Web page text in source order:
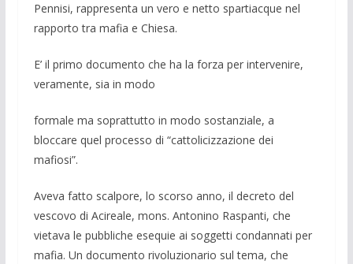
Pennisi, rappresenta un vero e netto spartiacque nel
rapporto tra mafia e Chiesa.
E’ il primo documento che ha la forza per intervenire,
veramente, sia in modo
formale ma soprattutto in modo sostanziale, a
bloccare quel processo di “cattolicizzazione dei
mafiosi”.
Aveva fatto scalpore, lo scorso anno, il decreto del
vescovo di Acireale, mons. Antonino Raspanti, che
vietava le pubbliche esequie ai soggetti condannati per
mafia. Un documento rivoluzionario sul tema, che